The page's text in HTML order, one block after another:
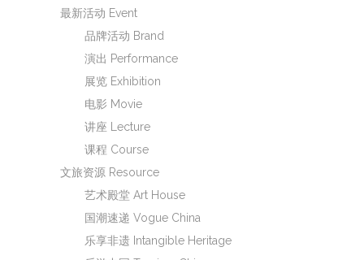
最新活动 Event
品牌活动 Brand
演出 Performance
展览 Exhibition
电影 Movie
讲座 Lecture
课程 Course
文旅资源 Resource
艺术殿堂 Art House
国潮速递 Vogue China
乐享非遗 Intangible Heritage